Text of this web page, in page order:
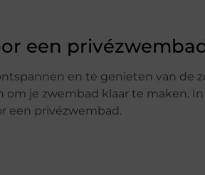
een
en te genieten van de
je zwembad klaar te maken.
een privézwembad.